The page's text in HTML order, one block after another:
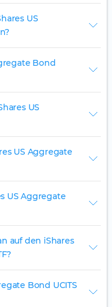
US
Bond
US
US Aggregate
US Aggregate
auf den iShares
Bond UCITS